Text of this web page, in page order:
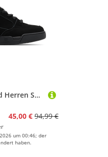
DC Shoes Command Herren Sneaker - Schwarz - Größe 40 - Wildleder
45,00 € 94,99 €
um 00:46; der
haben.